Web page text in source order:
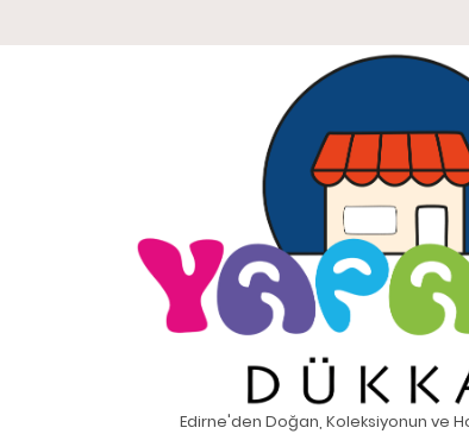
Edirne'den Doğan, Koleksiyonun ve